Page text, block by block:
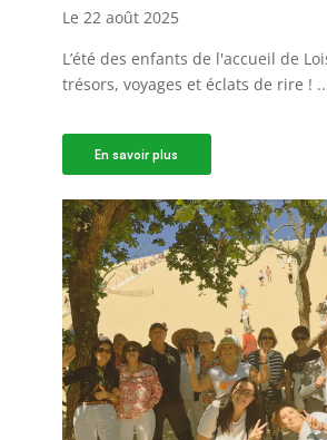
Le 22 août 2025
L’été des enfants de l'accueil de
trésors, voyages et éclats de rire !
En savoir plus